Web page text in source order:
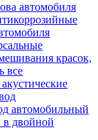
автомобиля
красок,
все
автомобильный
двойной